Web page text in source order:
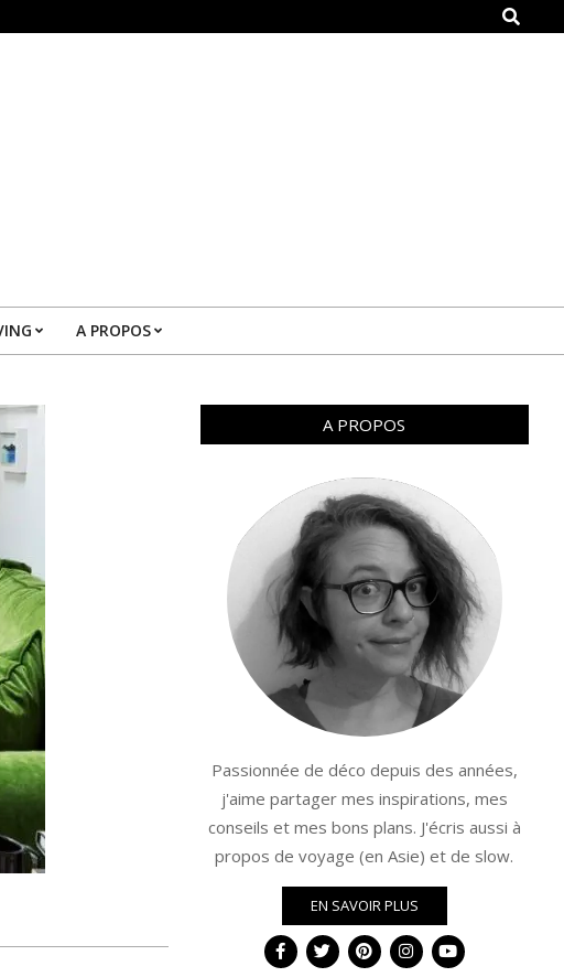
Search
A PROPOS
A PROPOS
Passionnée de déco depuis des années,
j'aime partager mes inspirations, mes
conseils et mes bons plans. J'écris aussi à
propos de voyage (en Asie) et de slow.
EN SAVOIR PLUS